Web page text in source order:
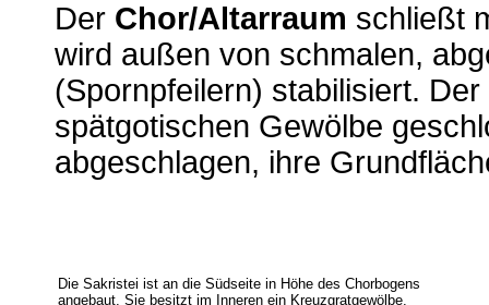
Der Chor/Altarraum schließt
wird außen von schmalen,
(Spornpfeilern) stabilisiert.
spätgotischen Gewölbe
abgeschlagen, ihre
Die Sakristei ist an die Südseite in Höhe des Chorbogens
angebaut. Sie besitzt im Inneren ein Kreuzgratgewölbe.